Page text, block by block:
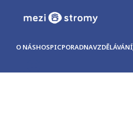
O NÁSHOSPICPORADNAVZDĚLÁVÁNÍ